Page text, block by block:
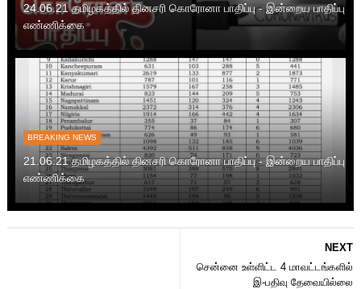
24.06.21 தமிழகத்தில் தினசரி கொரோனா பாதிப்பு - இன்றைய பாதிப்பு
எண்ணிக்கை
BREAKING NEWS
21.06.21 தமிழகத்தில் தினசரி கொரோனா பாதிப்பு - இன்றைய பாதிப்பு
எண்ணிக்கை
NEXT
சென்னை உள்ளிட்ட 4 மாவட்டங்களில்
இ-பதிவு தேவையில்லை